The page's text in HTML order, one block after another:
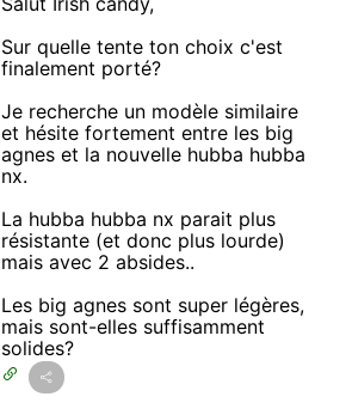
Sur quelle tente ton choix c'est
finalement porté?
Je recherche un modèle similaire
et hésite fortement entre les big
agnes et la nouvelle hubba hubba
nx.
La hubba hubba nx parait plus
résistante (et donc plus lourde)
mais avec 2 absides..
Les big agnes sont super légères,
mais sont-elles suffisamment
solides?